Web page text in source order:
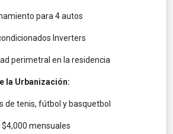
para 4 autos
Inverters
perimetral en la residencia
la Urbanización:
de tenis, fútbol y basquetbol
$4,000 mensuales